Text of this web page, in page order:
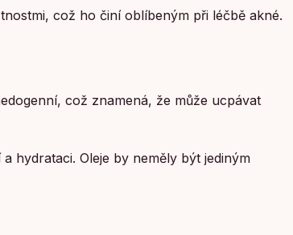
což ho činí oblíbeným při léčbě akné.
což znamená, že může ucpávat
hydrataci. Oleje by neměly být jediným